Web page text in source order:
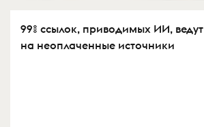
99% ссылок, приводимых ИИ, ведут
на неоплаченные источники